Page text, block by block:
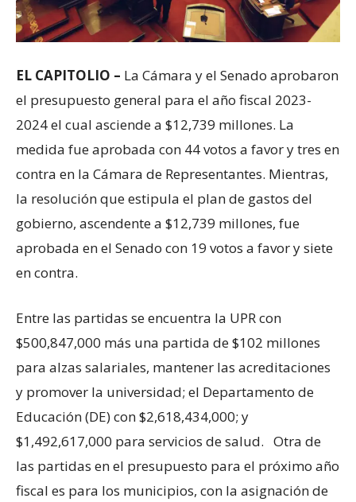
EL CAPITOLIO – La Cámara y el Senado aprobaron
el presupuesto general para el año fiscal 2023-
2024 el cual asciende a $12,739 millones. La
medida fue aprobada con 44 votos a favor y tres en
contra en la Cámara de Representantes. Mientras,
la resolución que estipula el plan de gastos del
gobierno, ascendente a $12,739 millones, fue
aprobada en el Senado con 19 votos a favor y siete
en contra.
Entre las partidas se encuentra la UPR con
$500,847,000 más una partida de $102 millones
para alzas salariales, mantener las acreditaciones
y promover la universidad; el Departamento de
Educación (DE) con $2,618,434,000; y
$1,492,617,000 para servicios de salud. Otra de
las partidas en el presupuesto para el próximo año
fiscal es para los municipios, con la asignación de